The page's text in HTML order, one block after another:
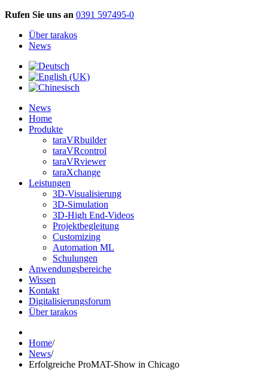
Rufen Sie uns an 0391 597495-0
Über tarakos
News
News
Home
Produkte
taraVRbuilder
taraVRcontrol
taraVRviewer
taraXchange
Leistungen
3D-Visualisierung
3D-Simulation
3D-High End-Videos
Projektbegleitung
Customizing
Automation ML
Schulungen
Anwendungsbereiche
Wissen
Kontakt
Digitalisierungsforum
Über tarakos
Home/
News/
Erfolgreiche ProMAT-Show in Chicago